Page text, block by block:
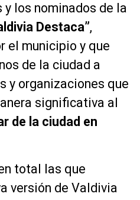
los nominados de la
Destaca”,
el municipio y que
de la ciudad a
y organizaciones que
significativa al
de la ciudad en
total las que
versión de Valdivia